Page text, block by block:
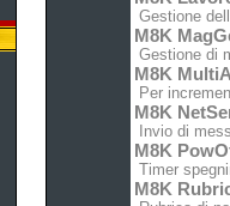
Gestione
M8K
Gestione di
M8K
Per
M8K
Invio di
M8K
Timer
M8K